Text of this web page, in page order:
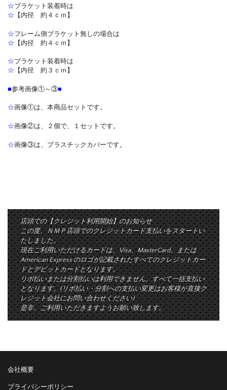
☆ブラケット装着時は
☆ 【内径 約４ｃｍ】
☆フレーム側ブラケット無しの場合は
☆ 【内径 約４ｃｍ】
☆ブラケット装着時は
☆ 【内径 約３ｃｍ】
■参考画像①～③■
☆画像①は、本商品セットです。
☆画像②は、２個で、１セットです。
☆画像③は、プラスチックカバーです。
店頭での【クレジット利用開始】のお知らせ
この度、ＮＭＰ店頭でのクレジットカード支払いをスタートい
たしました。
現在ご利用いただけるカードは、Visa、MasterCard、または
American Express のロゴが記載されたすべてのクレジットカー
ドとデビットカードとなります。
リボ払いまたは分割払いは利用できません。すべて一括支払い
となります。(リボ払い・分割への支払い変更はお客様が直接ク
レジット会社にお問い合わせください)
是非、ご利用いただきますようお願い致します。
会社概要
プライバシーポリシー